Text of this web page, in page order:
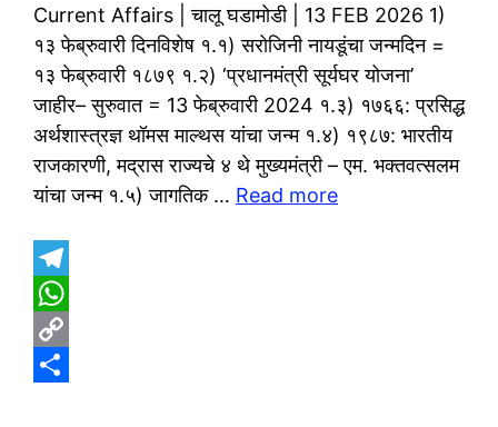
Current Affairs | चालू घडामोडी | 13 FEB 2026 1)
१३ फेब्रुवारी दिनविशेष १.१) सरोजिनी नायडूंचा जन्मदिन =
१३ फेब्रुवारी १८७९ १.२) ‘प्रधानमंत्री सूर्यघर योजना’
जाहीर– सुरुवात = 13 फेब्रुवारी 2024 १.३) १७६६: प्रसिद्ध
अर्थशास्त्रज्ञ थॉमस माल्थस यांचा जन्म १.४) १९८७: भारतीय
राजकारणी, मद्रास राज्यचे ४ थे मुख्यमंत्री – एम. भक्तवत्सलम
यांचा जन्म १.५) जागतिक … Read more
T
e
W
h
C